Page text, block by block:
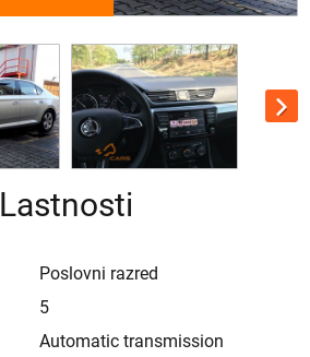
Lastnosti
Poslovni razred
5
Automatic transmission